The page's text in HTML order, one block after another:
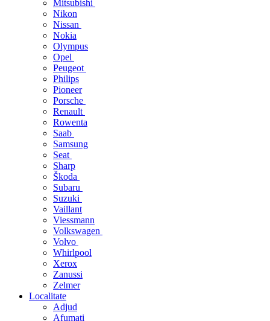
Mitsubishi
Nikon
Nissan
Nokia
Olympus
Opel
Peugeot
Philips
Pioneer
Porsche
Renault
Rowenta
Saab
Samsung
Seat
Sharp
Škoda
Subaru
Suzuki
Vaillant
Viessmann
Volkswagen
Volvo
Whirlpool
Xerox
Zanussi
Zelmer
Localitate
Adjud
Afumati